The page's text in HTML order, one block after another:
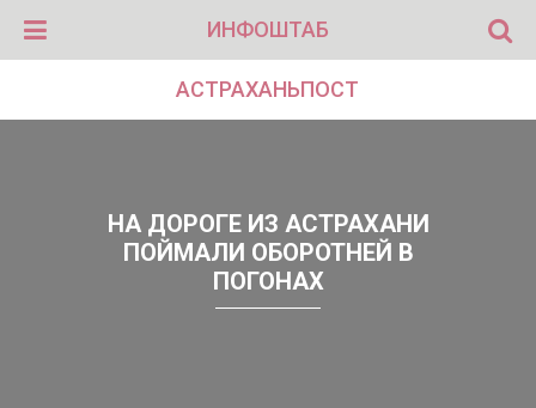
ИНФОШТАБ
АСТРАХАНЬПОСТ
НА ДОРОГЕ ИЗ АСТРАХАНИ
ПОЙМАЛИ ОБОРОТНЕЙ В
ПОГОНАХ